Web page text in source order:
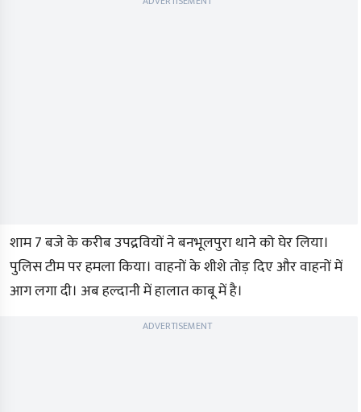
शाम 7 बजे के करीब उपद्रवियों ने बनभूलपुरा थाने को घेर लिया।
पुलिस टीम पर हमला किया। वाहनों के शीशे तोड़ दिए और वाहनों में
आग लगा दी। अब हल्दानी में हालात काबू में है।
ADVERTISEMENT